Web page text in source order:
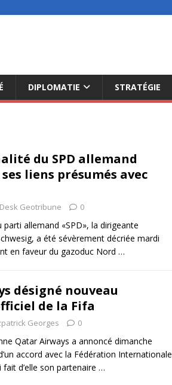
DIPLOMATIE STRATÉGIE
du SPD allemand
liens présumés avec
Geotribune 0
parti allemand «SPD», la dirigeante
a été sévèrement décriée mardi
en faveur du gazoduc Nord …
désigné nouveau
de la Fifa
Georges 0
Qatar Airways a annoncé dimanche
accord avec la Fédération Internationale
d’elle son partenaire …